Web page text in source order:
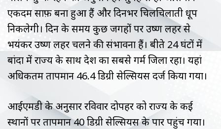
एकदम साफ़ बना हुआ हैं और दिनभर चिलचिलाती धूप
निकलेगी। दिन के समय कुछ जगहों पर उष्ण लहर से
भयंकर उष्ण लहर चलने की संभावना हैं। बीते 24 घंटों में
बांदा में राज्य के साथ देश का सबसे गर्म जिला रहा। यहां
अधिकतम तापमान 46.4 डिग्री सेल्सियस दर्ज किया गया।
आईएमडी के अनुसार रविवार दोपहर को राज्य के कई
स्थानों पर तापमान 40 डिग्री सेल्सियस के पार पहुंच गया।